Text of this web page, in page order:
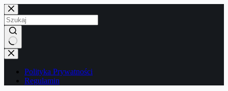
Przejdź
do
treści
Brak
wyników
Polityka Prywatności
Regulamin